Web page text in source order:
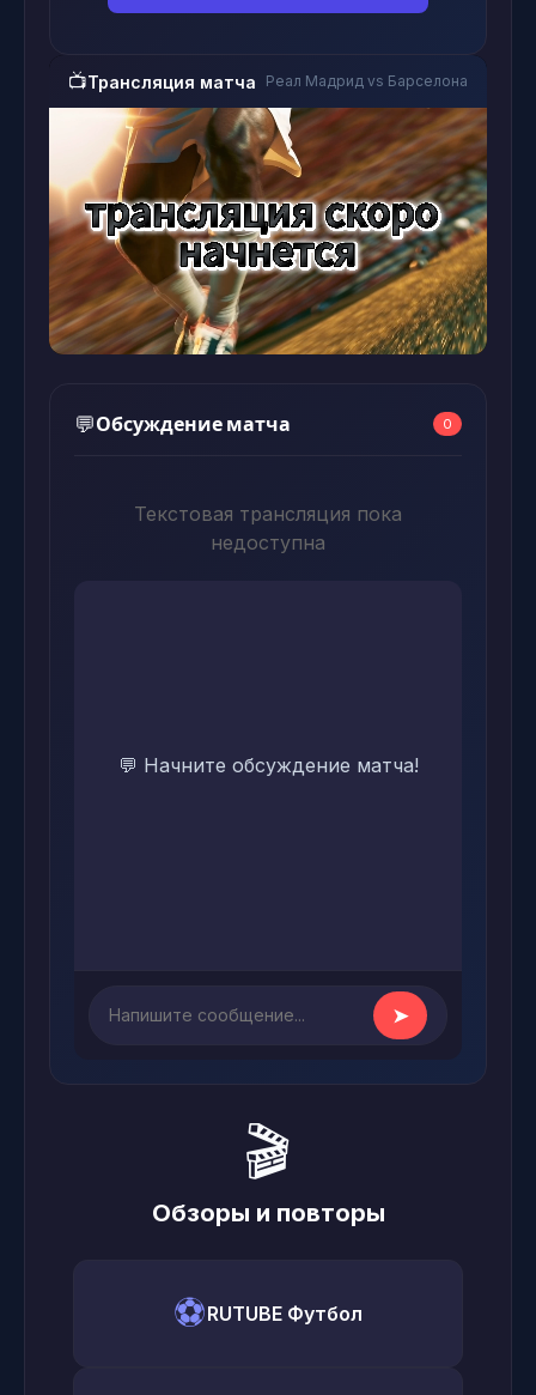
📺Трансляция матча Реал Мадрид vs Барселона
💬Обсуждение матча 0
Текстовая трансляция пока
недоступна
💬 Начните обсуждение матча!
➤
🎬
Обзоры и повторы
⚽RUTUBE Футбол